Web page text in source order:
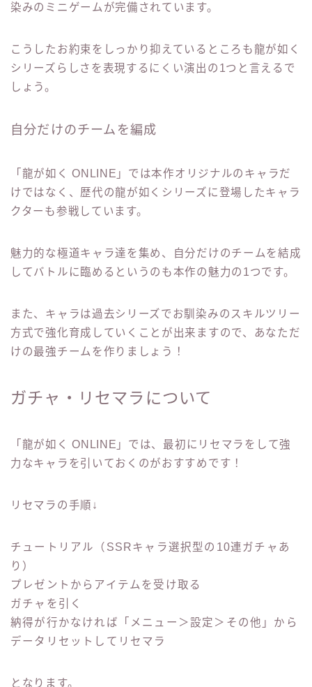
染みのミニゲームが完備されています。
こうしたお約束をしっかり抑えているところも龍が如く
シリーズらしさを表現するにくい演出の1つと言えるで
しょう。
自分だけのチームを編成
「龍が如く ONLINE」では本作オリジナルのキャラだ
けではなく、歴代の龍が如くシリーズに登場したキャラ
クターも参戦しています。
魅力的な極道キャラ達を集め、自分だけのチームを結成
してバトルに臨めるというのも本作の魅力の1つです。
また、キャラは過去シリーズでお馴染みのスキルツリー
方式で強化育成していくことが出来ますので、あなただ
けの最強チームを作りましょう！
ガチャ・リセマラについて
「龍が如く ONLINE」では、最初にリセマラをして強
力なキャラを引いておくのがおすすめです！
リセマラの手順↓
チュートリアル（SSRキャラ選択型の10連ガチャあ
り）
プレゼントからアイテムを受け取る
ガチャを引く
納得が行かなければ「メニュー＞設定＞その他」から
データリセットしてリセマラ
となります。